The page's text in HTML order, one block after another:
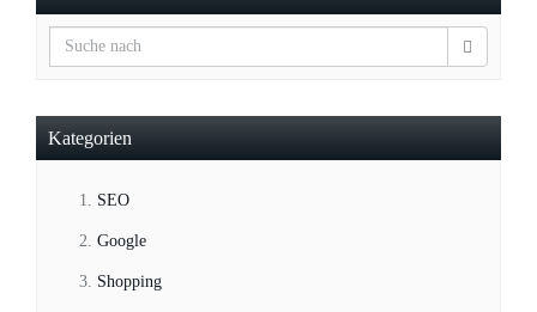
Kategorien
SEO
Google
Shopping